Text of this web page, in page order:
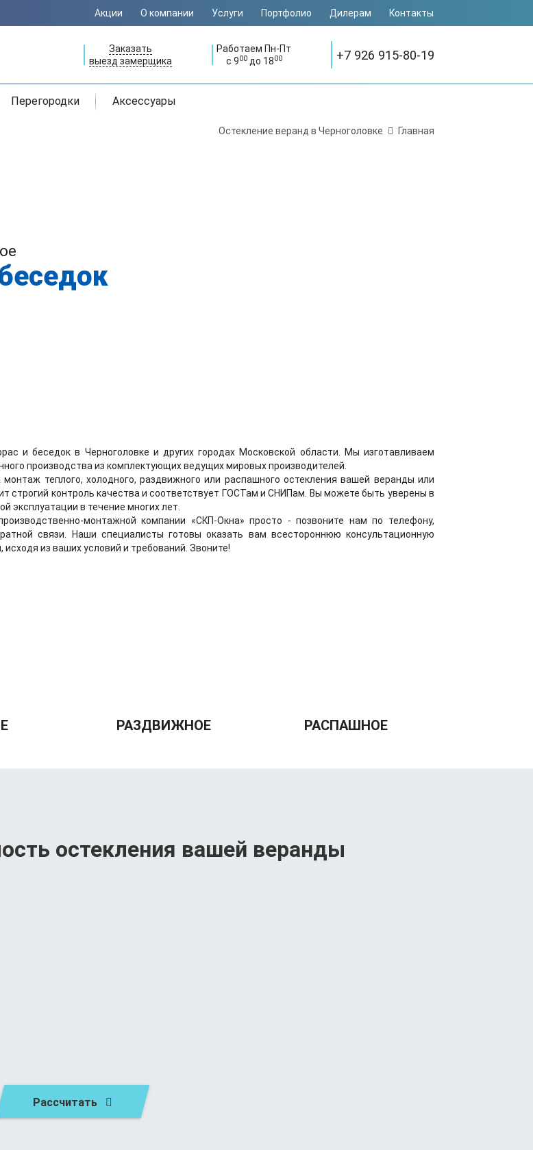
Акции О компании Услуги Портфолио Дилерам Контакты
Заказать
выезд замерщика
Работаем Пн-Пт
с 900до 1800 +7 926 915-80-19
Перегородки Аксессуары
Остекление веранд в Черноголовке Главная
и беседок в Черноголовке и других городах Московской области. Мы изготавливаем
производства из комплектующих ведущих мировых производителей.
теплого, холодного, раздвижного или распашного остекления вашей веранды или
строгий контроль качества и соответствует ГОСТам и СНИПам. Вы можете быть уверены в
эксплуатации в течение многих лет.
монтажной компании «СКП-Окна» просто - позвоните нам по телефону,
связи. Наши специалисты готовы оказать вам всестороннюю консультационную
из ваших условий и требований. Звоните!
РАЗДВИЖНОЕ РАСПАШНОЕ
остекления вашей веранды
Рассчитать